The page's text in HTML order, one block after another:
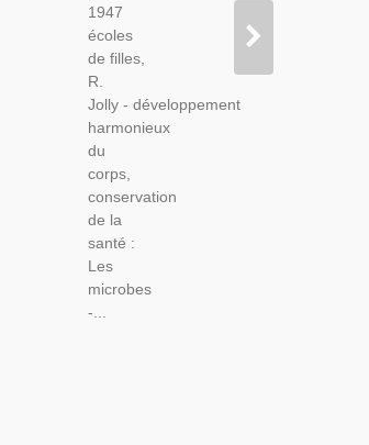
1947
écoles
de filles,
R.
Jolly - développement
harmonieux
du
corps,
conservation
de la
santé :
Les
microbes
-...